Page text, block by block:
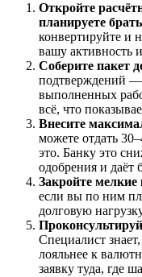
Откройте
планируете
конвертируйте и
вашу активность
Соберите пакет
подтверждений
выполненных
всё, что
Внесите
можете отдать
это. Банку это
одобрения и даёт
Закройте мелкие
если вы по ним
долговую
Специалист
лояльнее к
заявку туда, где